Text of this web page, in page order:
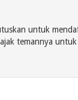
untuk
temannya